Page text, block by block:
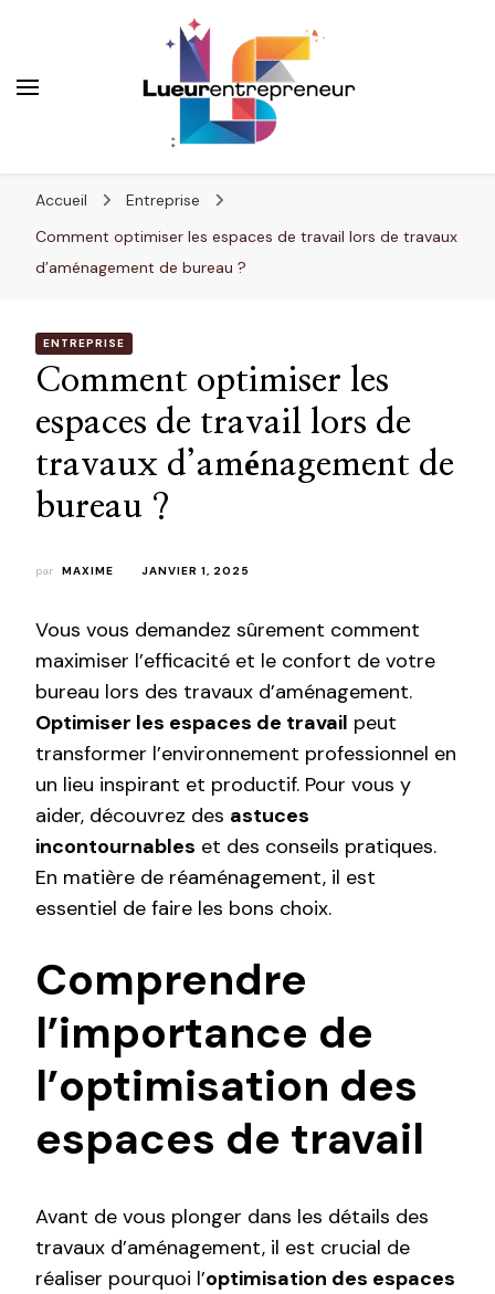
Accueil
Entreprise
Comment optimiser les espaces de travail lors de travaux
d’aménagement de bureau ?
ENTREPRISE
Comment optimiser les
espaces de travail lors de
travaux d’aménagement de
bureau ?
par MAXIME JANVIER 1, 2025
Vous vous demandez sûrement comment
maximiser l’efficacité et le confort de votre
bureau lors des travaux d’aménagement.
Optimiser les espaces de travail peut
transformer l’environnement professionnel en
un lieu inspirant et productif. Pour vous y
aider, découvrez des astuces
incontournables et des conseils pratiques.
En matière de réaménagement, il est
essentiel de faire les bons choix.
Comprendre
l’importance de
l’optimisation des
espaces de travail
Avant de vous plonger dans les détails des
travaux d’aménagement, il est crucial de
réaliser pourquoi l’optimisation des espaces